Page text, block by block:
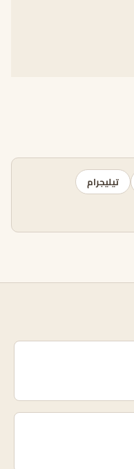
تيليجرام